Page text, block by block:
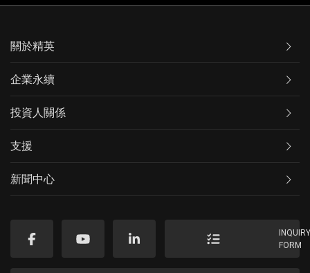
關於精英
企業永續
投資人關係
支援
新聞中心
FORM